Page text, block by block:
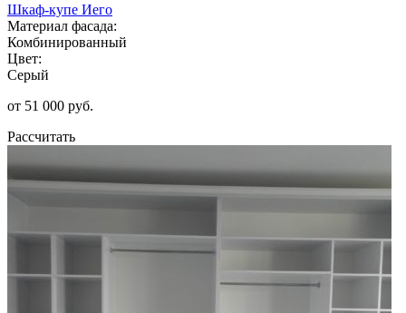
Шкаф-купе Иего
Материал фасада:
Комбинированный
Цвет:
Серый
от 51 000 руб.
Рассчитать